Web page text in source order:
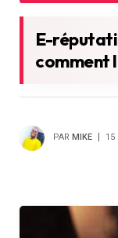
E-
comment
PAR MIKE 15